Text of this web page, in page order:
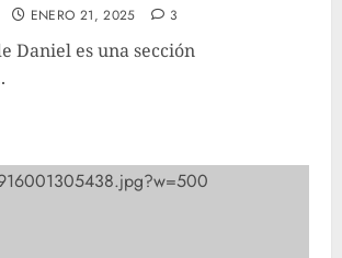
ENERO 21, 2025 3
Daniel es una sección